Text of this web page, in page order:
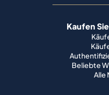
Kaufen
Beliebte
Alle